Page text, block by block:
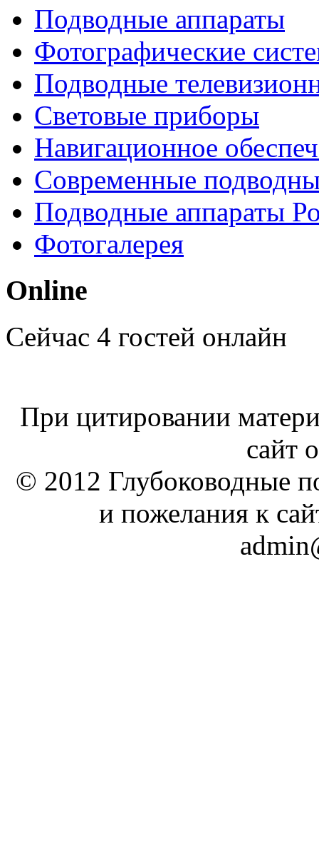
Подводные аппараты
Фотографические
Подводные
Световые приборы
Навигационное
Современные
Подводные аппараты
Фотогалерея
Online
Сейчас 4 гостей онлайн
При цитировании
сайт
© 2012 Глубоководные
и пожелания к